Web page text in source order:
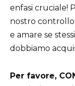
enfasi cruciale!
nostro
e amare se
dobbiamo
Per favore,